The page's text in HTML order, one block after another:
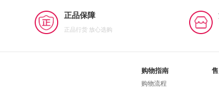
正品保障
正品行货 放心选购
购物指南
购物流程